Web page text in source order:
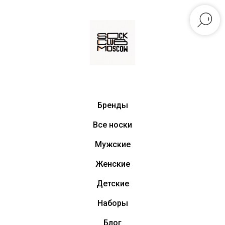
Бренды
Все носки
Мужские
Женские
Детские
Наборы
Блог